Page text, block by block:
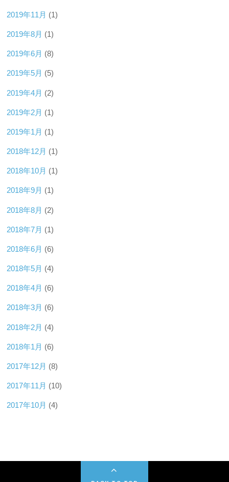
2019年11月 (1)
2019年8月 (1)
2019年6月 (8)
2019年5月 (5)
2019年4月 (2)
2019年2月 (1)
2019年1月 (1)
2018年12月 (1)
2018年10月 (1)
2018年9月 (1)
2018年8月 (2)
2018年7月 (1)
2018年6月 (6)
2018年5月 (4)
2018年4月 (6)
2018年3月 (6)
2018年2月 (4)
2018年1月 (6)
2017年12月 (8)
2017年11月 (10)
2017年10月 (4)